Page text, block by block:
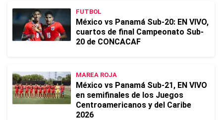
FUTBOL
México vs Panamá Sub-20: EN VIVO,
cuartos de final Campeonato Sub-
20 de CONCACAF
MAREA ROJA
México vs Panamá Sub-21, EN VIVO
en semifinales de los Juegos
Centroamericanos y del Caribe
2026